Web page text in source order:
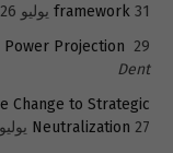
framework 31 يوليو 2026
Power Projection 29 يوليو 2026
Dent
Change to Strategic
Neutralization 27 يوليو 2026